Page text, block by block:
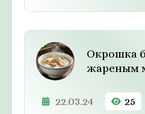
Окрошка
жареным
22.03.24 25